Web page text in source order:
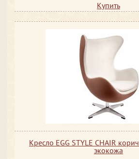
Купить
Кресло EGG STYLE CHAIR
экокожа